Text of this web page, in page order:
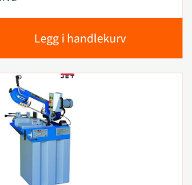
Legg i handlekurv